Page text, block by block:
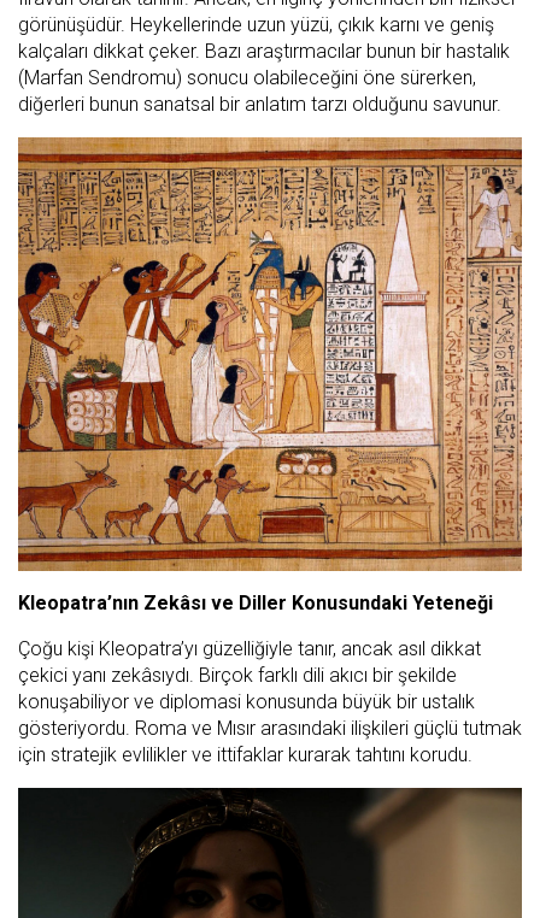
görünüşüdür. Heykellerinde uzun yüzü, çıkık karnı ve geniş
kalçaları dikkat çeker. Bazı araştırmacılar bunun bir hastalık
(Marfan Sendromu) sonucu olabileceğini öne sürerken,
diğerleri bunun sanatsal bir anlatım tarzı olduğunu savunur.
Kleopatra’nın Zekâsı ve Diller Konusundaki Yeteneği
Çoğu kişi Kleopatra’yı güzelliğiyle tanır, ancak asıl dikkat
çekici yanı zekâsıydı. Birçok farklı dili akıcı bir şekilde
konuşabiliyor ve diplomasi konusunda büyük bir ustalık
gösteriyordu. Roma ve Mısır arasındaki ilişkileri güçlü tutmak
için stratejik evlilikler ve ittifaklar kurarak tahtını korudu.